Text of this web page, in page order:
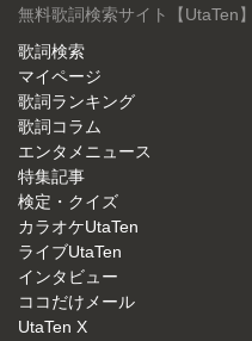
無料歌詞検索サイト【UtaTen】
歌詞検索
マイページ
歌詞ランキング
歌詞コラム
エンタメニュース
特集記事
検定・クイズ
カラオケUtaTen
ライブUtaTen
インタビュー
ココだけメール
UtaTen X